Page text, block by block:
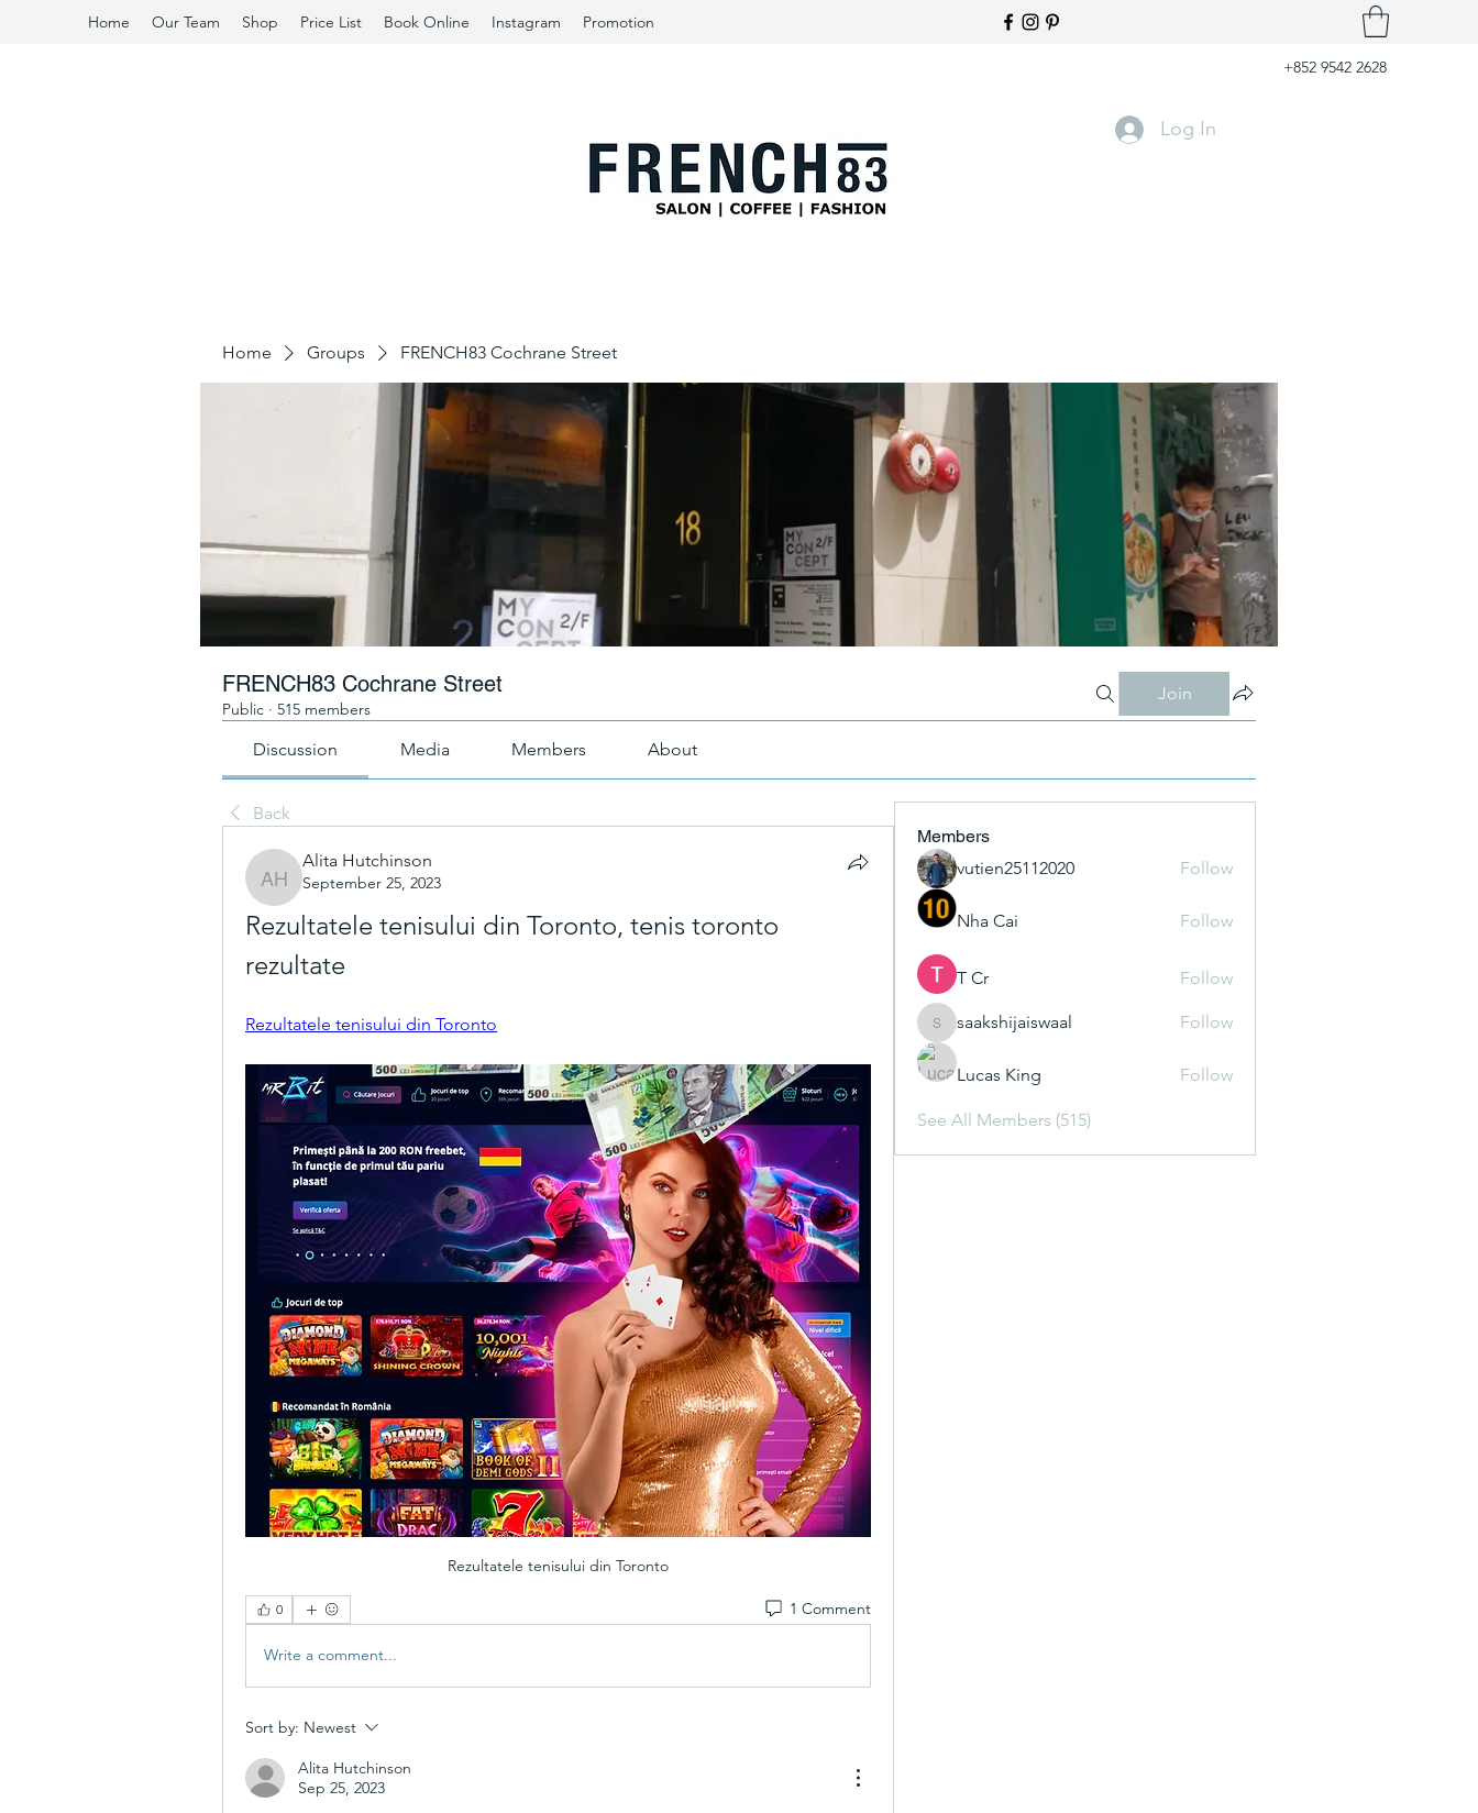
Home Our Team Shop Price List Book Online Instagram Promotion
+852 9542 2628
Log In
Home Groups FRENCH83 Cochrane Street
FRENCH83 Cochrane Street
Public · 515 members
Join
Discussion Media Members About
Back
Alita Hutchinson
Alita Hutchinson
September 25, 2023
Rezultatele tenisului din Toronto, tenis toronto
rezultate
Rezultatele tenisului din Toronto
Rezultatele tenisului din Toronto
0 1 Comment
Write a comment...
Sort by: Newest
Alita Hutchinson
Sep 25, 2023
Members
vutien25112020
Follow
Nha Cai Follow
T Cr Follow
saakshijaiswaal
saakshijaiswaal Follow
Lucas King Follow
See All Members (515)